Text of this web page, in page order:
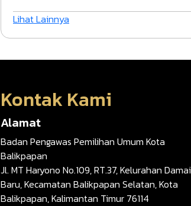
Lihat Lainnya
Kontak Kami
Alamat
Badan Pengawas Pemilihan Umum Kota
Balikpapan
Jl. MT Haryono No.109, RT.37, Kelurahan Damai
Baru, Kecamatan Balikpapan Selatan, Kota
Balikpapan, Kalimantan Timur 76114